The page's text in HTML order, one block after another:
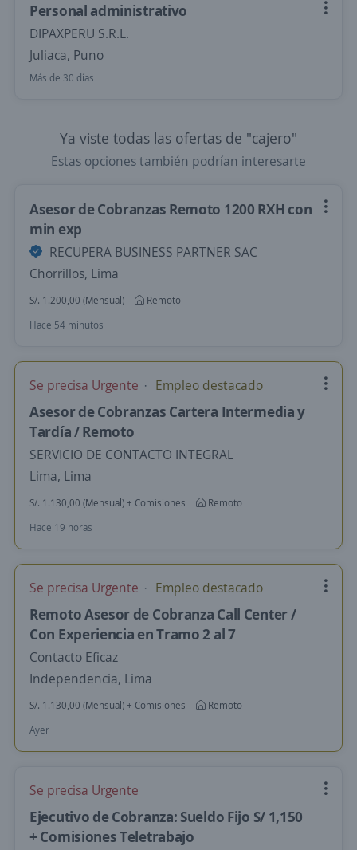
Personal administrativo
DIPAXPERU S.R.L.
Juliaca, Puno
Más de 30 días
Ya viste todas las ofertas de "cajero"
Estas opciones también podrían interesarte
Asesor de Cobranzas Remoto 1200 RXH con
min exp
RECUPERA BUSINESS PARTNER SAC
Chorrillos, Lima
S/. 1.200,00 (Mensual)
Remoto
Hace 54 minutos
Se precisa Urgente Empleo destacado
Asesor de Cobranzas Cartera Intermedia y
Tardía / Remoto
SERVICIO DE CONTACTO INTEGRAL
Lima, Lima
S/. 1.130,00 (Mensual) + Comisiones
Remoto
Hace 19 horas
Se precisa Urgente Empleo destacado
Remoto Asesor de Cobranza Call Center /
Con Experiencia en Tramo 2 al 7
Contacto Eficaz
Independencia, Lima
S/. 1.130,00 (Mensual) + Comisiones
Remoto
Ayer
Se precisa Urgente
Ejecutivo de Cobranza: Sueldo Fijo S/ 1,150
+ Comisiones Teletrabajo